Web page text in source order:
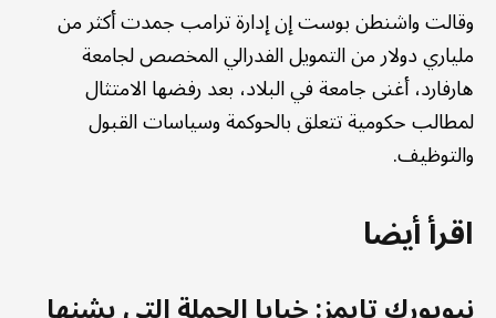
وقالت واشنطن بوست إن إدارة ترامب جمدت أكثر من
ملياري دولار من التمويل الفدرالي المخصص لجامعة
هارفارد، أغنى جامعة في البلاد، بعد رفضها الامتثال
لمطالب حكومية تتعلق بالحوكمة وسياسات القبول
والتوظيف.
اقرأ أيضا